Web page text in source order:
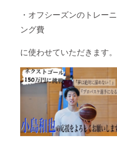
・オフシーズンのトレーニ
ング費
に使わせていただきます。